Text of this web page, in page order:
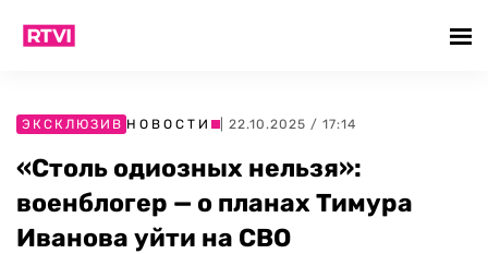
ЭКСКЛЮЗИВ НОВОСТИ | 22.10.2025 / 17:14
«Столь одиозных нельзя»:
военблогер — о планах Тимура
Иванова уйти на СВО